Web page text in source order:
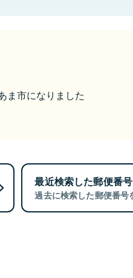
ま市になりました
最近検索した郵便番号
過去に検索した郵便番号